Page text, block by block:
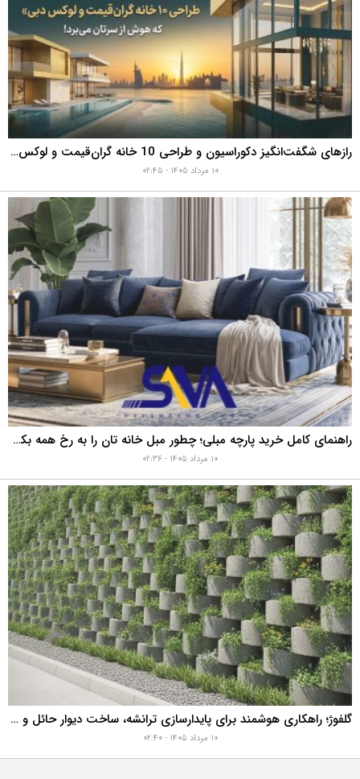
رازهای شگفت‌انگیز دکوراسیون و طراحی 10 خانه گران‌قیمت و لوکس دبی که هوش از سرتان می‌برد!
راهنمای کامل خرید پارچه مبلی؛ چطور مبل خانه تان را به رخ همه بکشید؟
گلفوژ؛ راهکاری هوشمند برای پایدارسازی ترانشه، ساخت دیوار حائل و زیباسازی شهری